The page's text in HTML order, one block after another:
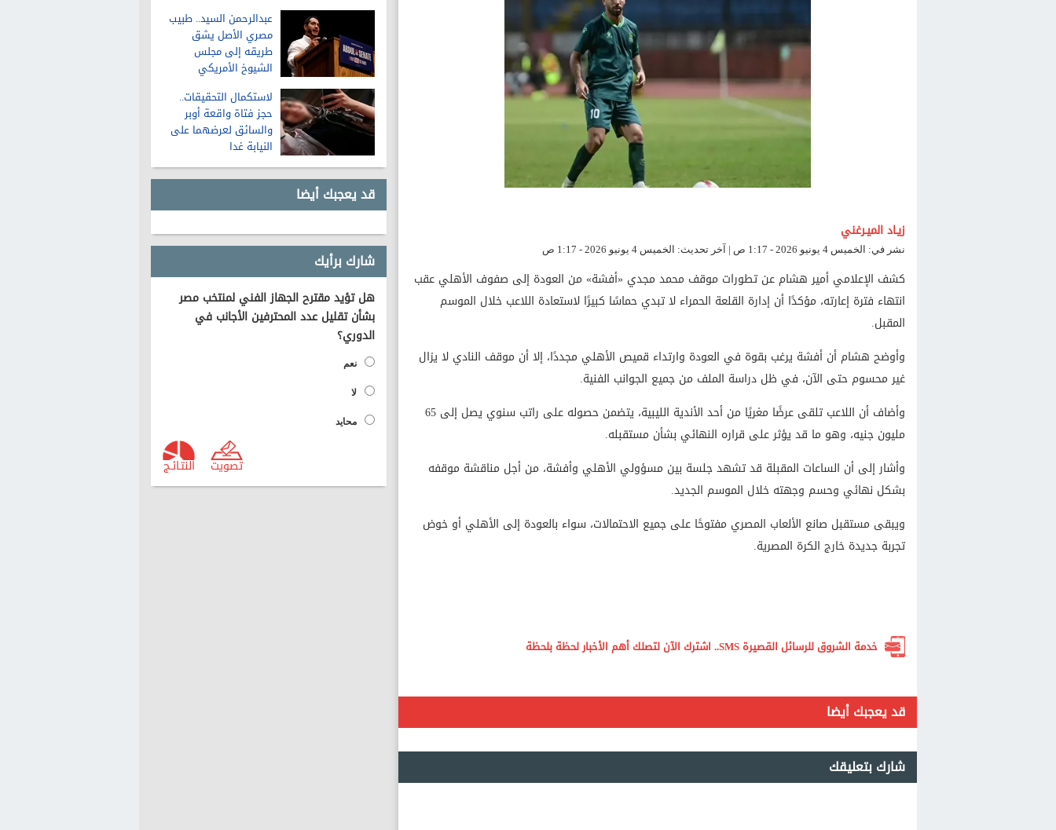
ميشيجان
عبدالرحمن السيد.. طبيب
مصري الأصل يشق
طريقه إلى مجلس
الشيوخ الأمريكي
لاستكمال التحقيقات..
حجز فتاة واقعة أوبر
والسائق لعرضهما على
النيابة غدا
قد يعجبك أيضا
شارك برأيك
هل تؤيد مقترح الجهاز الفني لمنتخب مصر
بشأن تقليل عدد المحترفين الأجانب في
الدوري؟
نعم
لا
محايد
النتـائـج تصويت
زيـاد الميـرغني
نشر في: الخميس 4 يونيو 2026 - 1:17 ص | آخر تحديث: الخميس 4 يونيو 2026 - 1:17 ص
كشف الإعلامي أمير هشام عن تطورات موقف محمد مجدي «أفشة» من العودة إلى صفوف الأهلي عقب
انتهاء فترة إعارته، مؤكدًا أن إدارة القلعة الحمراء لا تبدي حماسًا كبيرًا لاستعادة اللاعب خلال الموسم
المقبل.
وأوضح هشام أن أفشة يرغب بقوة في العودة وارتداء قميص الأهلي مجددًا، إلا أن موقف النادي لا يزال
غير محسوم حتى الآن، في ظل دراسة الملف من جميع الجوانب الفنية.
وأضاف أن اللاعب تلقى عرضًا مغريًا من أحد الأندية الليبية، يتضمن حصوله على راتب سنوي يصل إلى 65
مليون جنيه، وهو ما قد يؤثر على قراره النهائي بشأن مستقبله.
وأشار إلى أن الساعات المقبلة قد تشهد جلسة بين مسؤولي الأهلي وأفشة، من أجل مناقشة موقفه
بشكل نهائي وحسم وجهته خلال الموسم الجديد.
ويبقى مستقبل صانع الألعاب المصري مفتوحًا على جميع الاحتمالات، سواء بالعودة إلى الأهلي أو خوض
تجربة جديدة خارج الكرة المصرية.
خدمة الشروق للرسائل القصيرة SMS.. اشترك الآن لتصلك أهم الأخبار لحظة بلحظة
قد يعجبك أيضا
شارك بتعليقك